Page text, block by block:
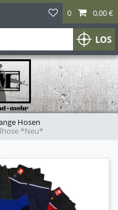
LOS
0 0,00 €
Hosen
*Neu*